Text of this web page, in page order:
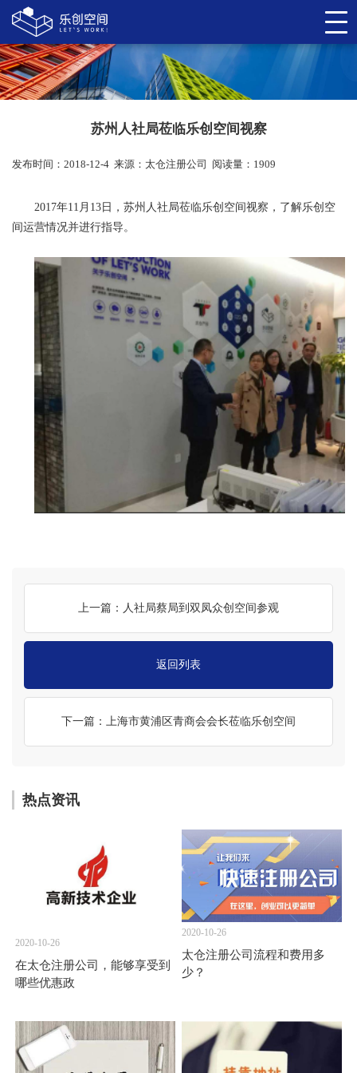
苏州人社局莅临乐创空间视察
发布时间：2018-12-4 来源： 太仓注册公司 阅读量：1909
2017年11月13日，苏州人社局莅临乐创空间视察，了解乐创空
间运营情况并进行指导。
上一篇：人社局蔡局到双凤众创空间参观
返回列表
下一篇：上海市黄浦区青商会会长莅临乐创空间
热点资讯
2020-10-26
在太仓注册公司，能够享受到
哪些优惠政
2020-10-26
太仓注册公司流程和费用多
少？